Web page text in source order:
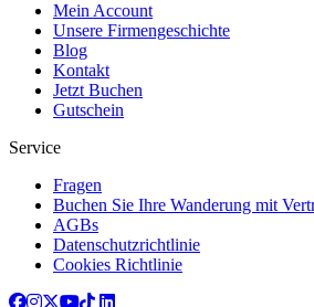
Mein Account
Unsere Firmengeschichte
Blog
Kontakt
Jetzt Buchen
Gutschein
Service
Fragen
Buchen Sie Ihre Wanderung mit
AGBs
Datenschutzrichtlinie
Cookies Richtlinie